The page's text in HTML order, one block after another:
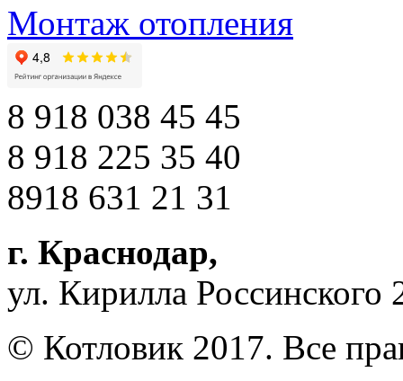
Монтаж отопления
8 918 038 45 45
8 918 225 35 40
8918 631 21 31
г. Краснодар,
ул. Кирилла Россинского
© Котловик 2017. Все